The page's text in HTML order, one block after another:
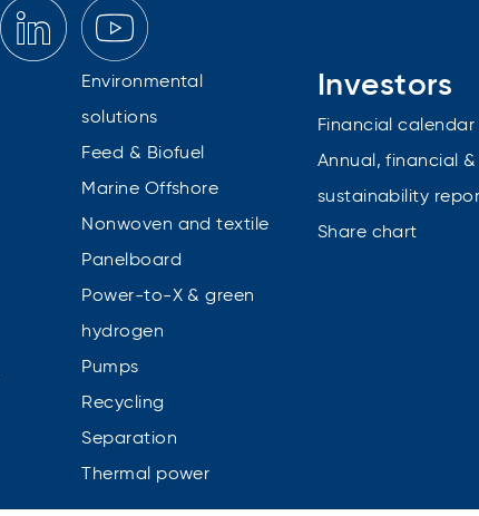
Environmental
solutions
Feed & Biofuel
Marine Offshore
Nonwoven and textile
Panelboard
Power-to-X & green
hydrogen
Pumps
Recycling
Separation
Thermal power
Investors
Financial calendar
Annual, financial &
sustainability
Share chart